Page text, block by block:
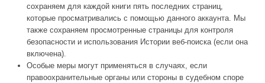
сохраняем для каждой книги пять последних страниц,
которые просматривались с помощью данного аккаунта. Мы
также сохраняем просмотренные страницы для контроля
безопасности и использования Истории веб-поиска (если она
включена).
Особые меры могут применяться в случаях, если
правоохранительные органы или стороны в судебном споре